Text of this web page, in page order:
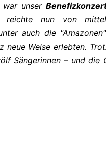
war unser
nun von
auch die
neue Weise erlebten.
Sängerinnen – und die